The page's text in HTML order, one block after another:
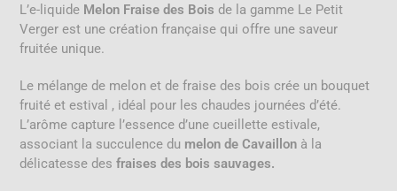
L’e-liquide Melon Fraise des Bois de la gamme Le Petit
Verger est une création française qui offre une saveur
fruitée unique.
Le mélange de melon et de fraise des bois crée un bouquet
fruité et estival , idéal pour les chaudes journées d’été.
L’arôme capture l’essence d’une cueillette estivale,
associant la succulence du melon de Cavaillon à la
délicatesse desfraises des bois sauvages.